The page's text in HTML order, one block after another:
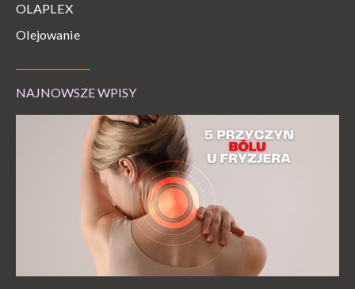
OLAPLEX
Olejowanie
NAJNOWSZE WPISY